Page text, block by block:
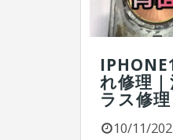
れ修理
ラス修理
10/11/